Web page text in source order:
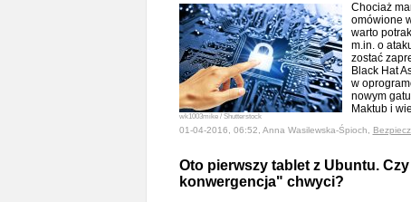
wk1003mike / Shutterstock
Chociaż
omówione
warto
m.in. o
zostać
Black Hat
w
nowym
Maktub i
01-04-2016, 06:52, Anna Wasilewska-Śpioch,
Oto pierwszy tablet z Ubuntu.
konwergencja" chwyci?